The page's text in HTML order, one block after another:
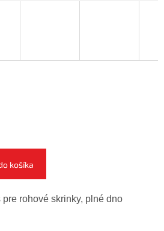
košíka
rohové skrinky, plné dno